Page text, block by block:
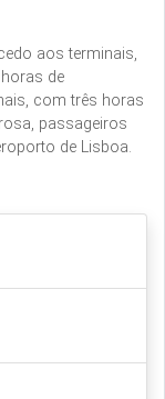
aos terminais,
de
com três horas
passageiros
de Lisboa.